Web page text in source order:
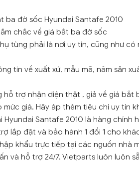
ba đờ sốc Hyundai Santafe 2010
chắc về giá bắt ba đờ sốc
tùng phải là nơi uy tín, cũng như
tin về xuất xứ, mẫu mã, năm sản
hỗ trợ nhận diện thật , giả về giá bắt
giá. Hãy áp thêm tiêu chí uy tín
Santafe 2010 là hàng chính
lắp đặt và bảo hành 1 đổi 1 cho
khẩu trực tiếp tại các nguồn nhà
và hỗ trợ 24/7. Vietparts luôn luôn